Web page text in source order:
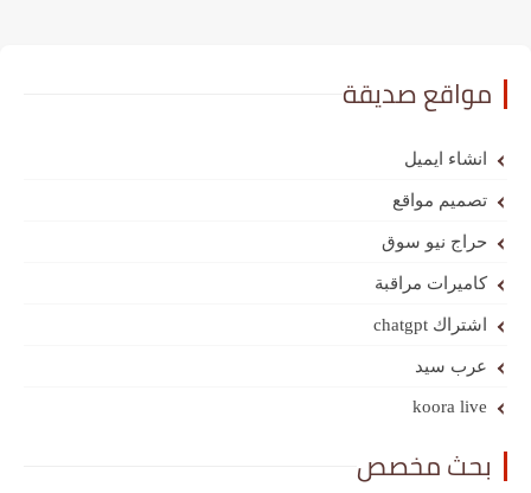
مواقع صديقة
انشاء ايميل
تصميم مواقع
حراج نيو سوق
كاميرات مراقبة
اشتراك chatgpt
عرب سيد
koora live
بحث مخصص